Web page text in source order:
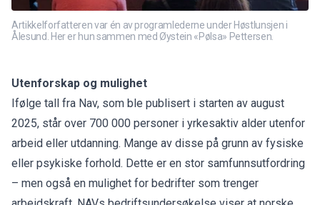
Artikkelforfatteren var én av programlederne under Høstlunsjen i
Ålesund. Her er hun sammen med Øystein «Pølsa» Pettersen.
Utenforskap og mulighet
Ifølge tall fra Nav, som ble publisert i starten av august
2025, står over 700 000 personer i yrkesaktiv alder utenfor
arbeid eller utdanning. Mange av disse på grunn av fysiske
eller psykiske forhold. Dette er en stor samfunnsutfordring
– men også en mulighet for bedrifter som trenger